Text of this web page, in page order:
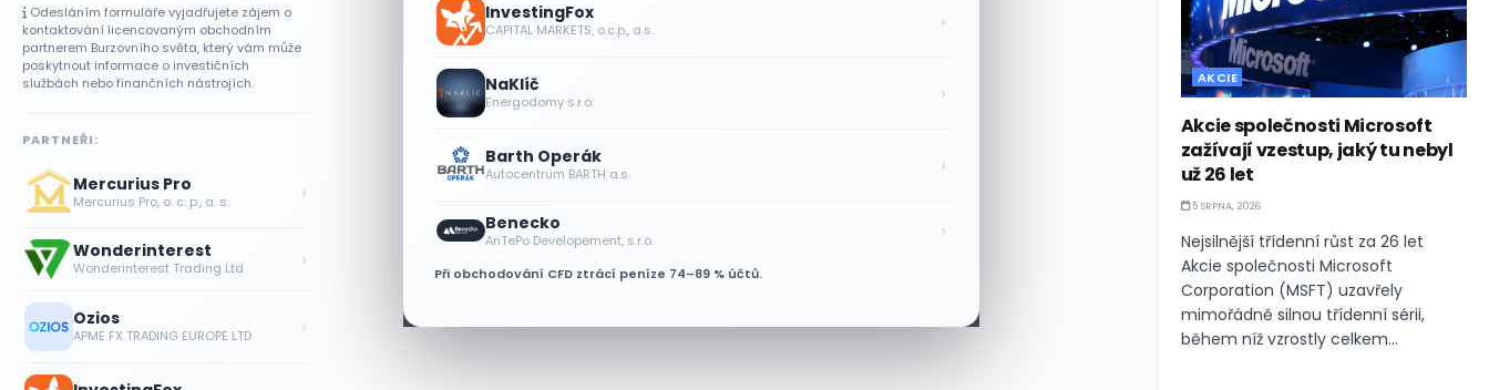
InvestingFox
CAPITAL MARKETS, o.c.p., a.s. ›
NaKlíč
Energodomy s.r.o. ›
Barth Operák
Autocentrum BARTH a.s. ›
Benecko
AnTePo Developement, s.r.o. ›
Při obchodování CFD ztrácí peníze 74–89 % účtů.
Odesláním formuláře vyjadřujete zájem o
kontaktování licencovaným obchodním
partnerem Burzovního světa, který vám může
poskytnout informace o investičních
službách nebo finančních nástrojích.
PARTNEŘI:
Mercurius Pro
Mercurius Pro, o. c. p., a. s. ›
Wonderinterest
Wonderinterest Trading Ltd ›
Ozios
APME FX TRADING EUROPE LTD ›
AKCIE
Akcie společnosti Microsoft
zažívají vzestup, jaký tu nebyl
už 26 let
5 SRPNA, 2026
Nejsilnější třídenní růst za 26 let
Akcie společnosti Microsoft
Corporation (MSFT) uzavřely
mimořádně silnou třídenní sérii,
během níž vzrostly celkem...